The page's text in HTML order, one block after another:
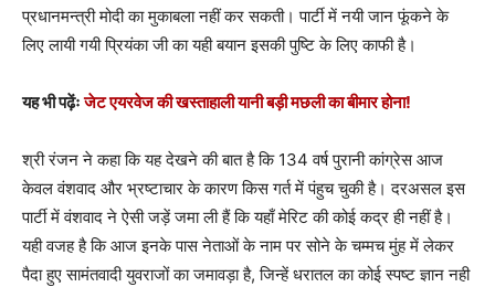
प्रधानमन्त्री मोदी का मुकाबला नहीं कर सकती। पार्टी में नयी जान फूंकने के
लिए लायी गयी प्रियंका जी का यही बयान इसकी पुष्टि के लिए काफी है।
यह भी पढ़ेंःजेट एयरवेज की खस्ताहाली यानी बड़ी मछली का बीमार होना!
श्री रंजन ने कहा कि यह देखने की बात है कि 134 वर्ष पुरानी कांग्रेस आज
केवल वंशवाद और भ्रष्टाचार के कारण किस गर्त में पंहुच चुकी है। दरअसल इस
पार्टी में वंशवाद ने ऐसी जड़ें जमा ली हैं कि यहाँ मेरिट की कोई कद्र ही नहीं है।
यही वजह है कि आज इनके पास नेताओं के नाम पर सोने के चम्मच मुंह में लेकर
पैदा हुए सामंतवादी युवराजों का जमावड़ा है, जिन्हें धरातल का कोई स्पष्ट ज्ञान नही